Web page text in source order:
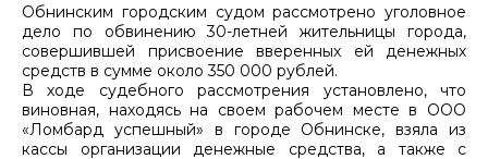
Обнинским городским судом рассмотрено уголовное
дело по обвинению 30-летней жительницы города,
совершившей присвоение вверенных ей денежных
средств в сумме около 350 000 рублей.
В ходе судебного рассмотрения установлено, что
виновная, находясь на своем рабочем месте в ООО
«Ломбард успешный» в городе Обнинске, взяла из
кассы организации денежные средства, а также с